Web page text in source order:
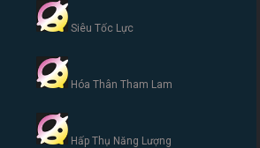
Siêu Tốc Lực
Hóa Thân Tham Lam
Hấp Thụ Năng Lượng